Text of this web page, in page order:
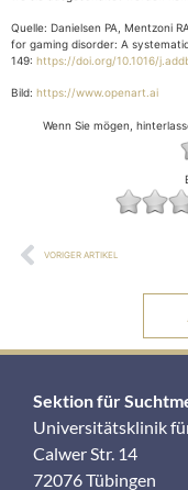
Quelle: Danielsen PA, Mentzoni
for gaming disorder: A
149: https://doi.org/10.1016/
Bild: https://www.openart.ai
Wenn Sie mögen,
VORIGER ARTIKEL
Sektion für
Universitätsklinik
Calwer Str. 14
72076 Tübingen